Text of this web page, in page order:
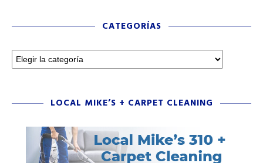
CATEGORÍAS
LOCAL MIKE’S + CARPET CLEANING